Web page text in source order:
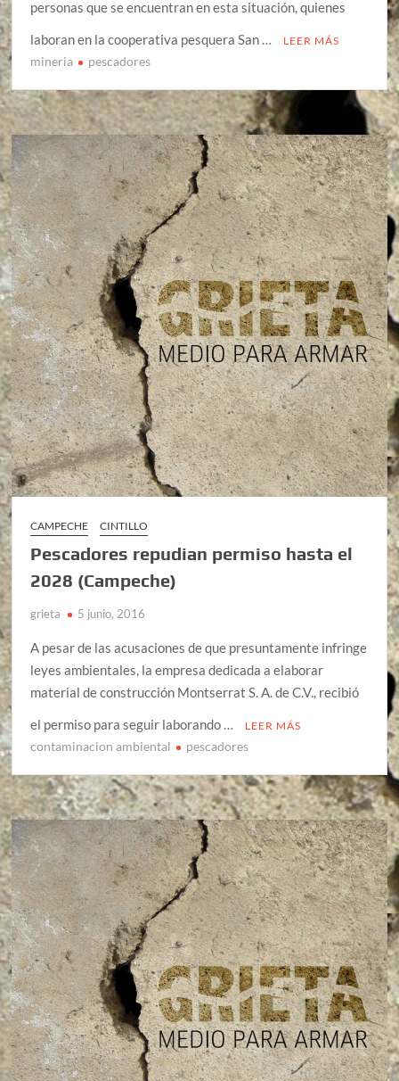
personas que se encuentran en esta situación, quienes
laboran en la cooperativa pesquera San …
LEER MÁS
mineria pescadores
CAMPECHE CINTILLO
Pescadores repudian permiso hasta el
2028 (Campeche)
grieta 5 junio, 2016
A pesar de las acusaciones de que presuntamente infringe
leyes ambientales, la empresa dedicada a elaborar
material de construcción Montserrat S. A. de C.V., recibió
el permiso para seguir laborando …
LEER MÁS
contaminacion ambiental pescadores